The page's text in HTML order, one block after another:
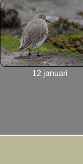
12 januari